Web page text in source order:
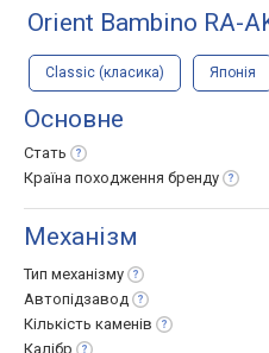
Orient Bambino RA-
Classic (класика) Японія
Основне
Стать
Країна походження бренду
Механізм
Тип механізму
Автопідзавод
Кількість каменів
Калібр